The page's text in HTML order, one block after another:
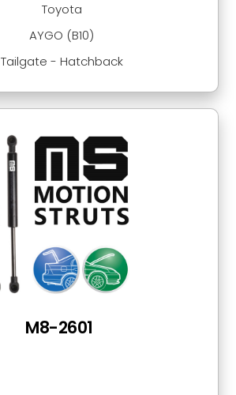
Toyota
AYGO (B10)
Tailgate - Hatchback
M8-2601